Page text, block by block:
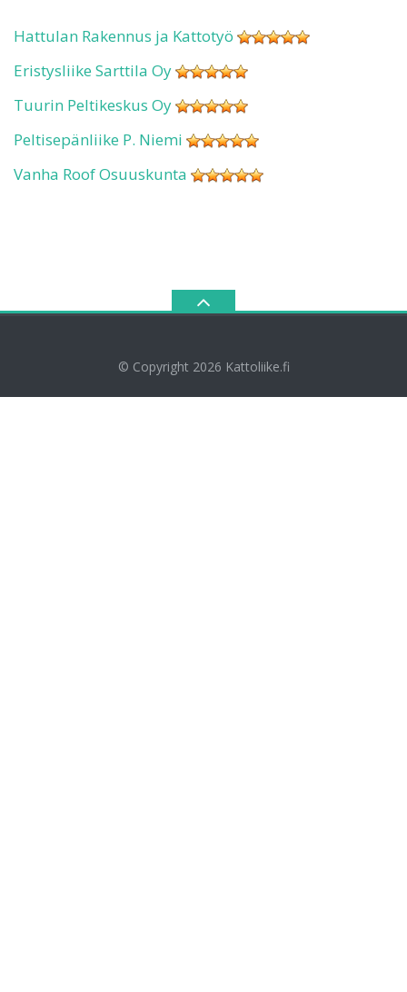
Hattulan Rakennus ja Kattotyö
Eristysliike Sarttila Oy
Tuurin Peltikeskus Oy
Peltisepänliike P. Niemi
Vanha Roof Osuuskunta
© Copyright 2026 Kattoliike.fi